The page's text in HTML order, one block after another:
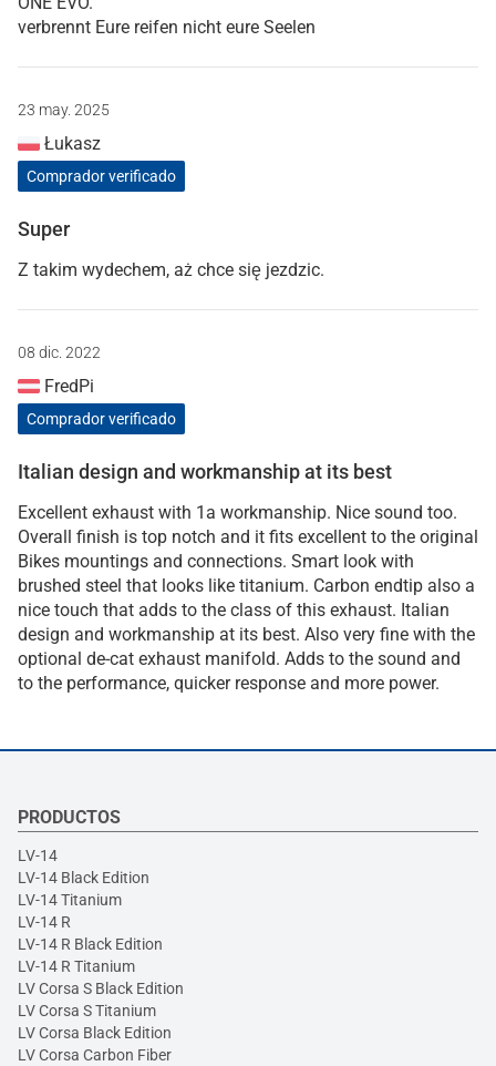
verbrennt Eure reifen nicht eure Seelen
23 may. 2025
Łukasz
Comprador verificado
Super
Z takim wydechem, aż chce się jezdzic.
08 dic. 2022
FredPi
Comprador verificado
Italian design and workmanship at its best
Excellent exhaust with 1a workmanship. Nice sound too.
Overall finish is top notch and it fits excellent to the original
Bikes mountings and connections. Smart look with
brushed steel that looks like titanium. Carbon endtip also a
nice touch that adds to the class of this exhaust. Italian
design and workmanship at its best. Also very fine with the
optional de-cat exhaust manifold. Adds to the sound and
to the performance, quicker response and more power.
PRODUCTOS
LV-14
LV-14 Black Edition
LV-14 Titanium
LV-14 R
LV-14 R Black Edition
LV-14 R Titanium
LV Corsa S Black Edition
LV Corsa S Titanium
LV Corsa Black Edition
LV Corsa Carbon Fiber